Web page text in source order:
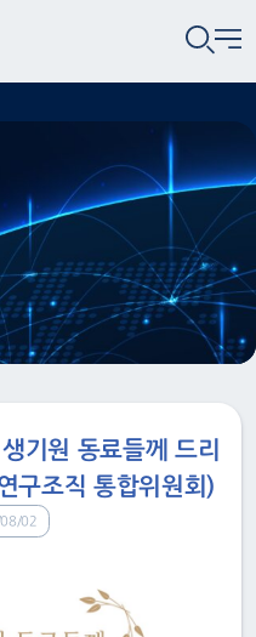
기원 동료들께 드리
구조직 통합위원회)
02